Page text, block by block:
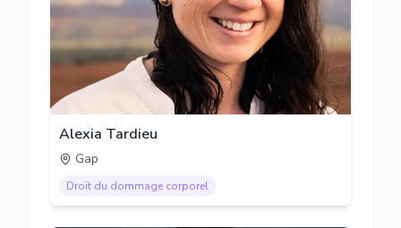
Alexia Tardieu
Gap
Droit du dommage corporel